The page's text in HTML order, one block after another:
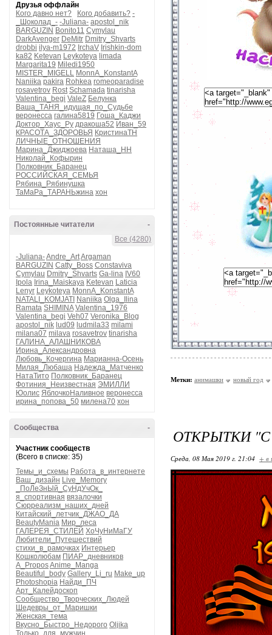
Друзья оффлайн
Кого давно нет?
Кого добавить? -
_Шоколад_- -Juliana- apostol_nik
BARGUZIN Bonito11 Cymylau
DarkAvenger DeMitr Dmitry_Shvarts
drobbi ilya-m1972 IrchaV Irishkin-dom
ka82 Ketevan Leykoteya limada
Margarita19 Miledi1950
MISTER_MIGELL MonnA_KonstantA
Naniika pakira Rohkea romeoparadise
rosavetrov Rost Schamada tinarisha
Valentina_begi ValeZ Белунка
Ваша_ТАНЯ_идущая_по_Судьбе
веронесса галина5819 Гоша_Каджи
Доктор_Хаус_Ру дракоша52 Иван_59
КРАСОТА_ЗДОРОВЬЯ КристинаТН
ЛИЧНЫЕ_ОТНОШЕНИЯ
Марина_Джиджоева Наташа_НН
Николай_Кофырин
Полковник_Баранец
РОССИЙСКАЯ_СЕМЬЯ
Рябина_Рябинушка
ТаМаРа_ТАРАНЬжина хон
-
Постоянные читатели
Все (4280)
-Juliana-Andre_ArtArgaman
BARGUZIN Catty_Boss Constaviva
Cymylau Dmitry_Shvarts Ga-lina IV60
Ipola Irina_Maiskaya Ketevan Laticia
Lenyr Leykoteya MonnA_KonstantA
NATALI_KOMJATI Naniika Olga_Ilina
Ramata SHIMINA Valentina_1976
Valentina_begi Veh07 Veronika_Blog
apostol_nik lud09 ludmila33 milami
milana07 milava rosavetrov tinarisha
ГАЛИНА_АЛАШНИКОВА
Ирина_Александровна
Любовь_Кочергина Марианна-Осень
Милая_Любаша Надежда_Матченко
НатаТито Полковник_Баранец
Фотиния_Неизвестная ЭМИЛЛИ
Юолис ЯблочкоНаливное веронесса
ирина_попова_50 милена70 хон
-
Сообщества
Участник сообществ
(Всего в списке: 35)
Темы_и_схемы Работа_в_интернете
Ваш_дизайн Live_Memory
_ПоЛеЗнЫй_СуНдУчОк_
я_спортивная вязалочки
Сюрреализм_наших_дней
Китайский_летчик_ДЖАО_ДА
BeautyMania Мир_леса
ГАЛЕРЕЯ_СТИЛЕЙ ХоЧуНиМаГУ
Любители_Путешествий
стихи_в_рамочках Интерьер
Кошколюбам ПИАР_дневников
A_ProposAnime_Manga
Beautiful_body Gallery_Li_ru Make_up
Photoshopia Найди_ПЧ
Арт_Калейдоскоп
Сообщество_Творческих_Людей
Шедевры_от_Маришки
Женская_тема
Вкусно_Быстро_Недорого Oljika
Только_для_мужчин
Метки: анимашки новый год
ОТКРЫТКИ
Среда, 08 Мая 2019 г. 21:04 + в